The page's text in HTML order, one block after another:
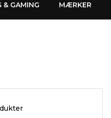
& GAMING MÆRKER